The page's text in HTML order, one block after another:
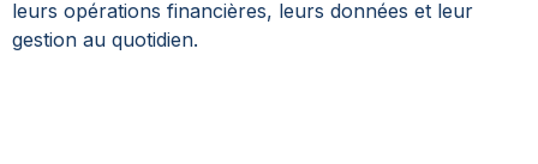
leurs opérations financières, leurs données et leur
gestion au quotidien.